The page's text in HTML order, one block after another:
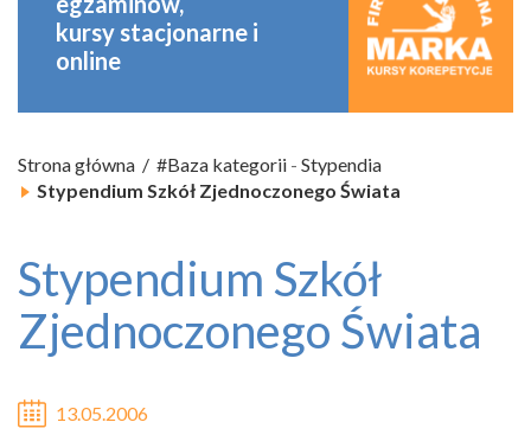
kursy stacjonarne i
online
Strona główna #Baza kategorii -Stypendia
Stypendium Szkół Zjednoczonego Świata
Stypendium Szkół
Zjednoczonego Świata
13.05.2006